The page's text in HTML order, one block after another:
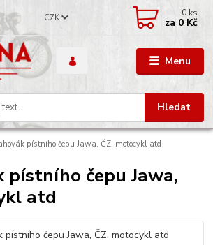
Menu
CZK
Hledat
0 ks
za 0 Kč
pístního čepu Jawa, ČZ, motocykl atd
pístního čepu Jawa,
atd